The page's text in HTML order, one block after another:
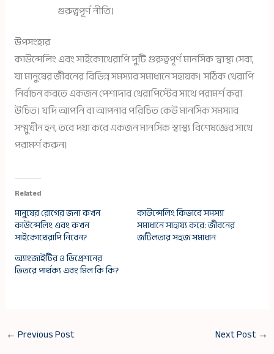
গুরুত্বপূর্ণ নীতি।
উপসংহার
কাউন্সেলিং এবং সাইকোথেরাপি দুটি গুরুত্বপূর্ণ মানসিক স্বাস্থ্য সেবা,
যা মানুষের জীবনের বিভিন্ন সমস্যার সমাধানে সহায়ক। সঠিক থেরাপি
নির্বাচন করতে একজন পেশাদার থেরাপিস্টের সাথে পরামর্শ করা
উচিত। যদি আপনি বা আপনার পরিচিত কেউ মানসিক সমস্যার
সম্মুখীন হন, তবে দয়া করে একজন মানসিক স্বাস্থ্য বিশেষজ্ঞের সাথে
পরামর্শ করুন।
Related
মানুষের রোগের জন্য কখন
কাউন্সেলিং এবং কখন
সাইকোথেরাপি নিবেন?
কাউন্সেলিং কিভাবে সমস্যা
সমাধানে সাহায্য করে: জীবনের
জটিলতার সহজ সমাধান
অ্যাংজাইটির ও ডিপ্রেশনের
ভিতরে পার্থক্য এবং মিল কি কি?
← Previous Post Next Post →